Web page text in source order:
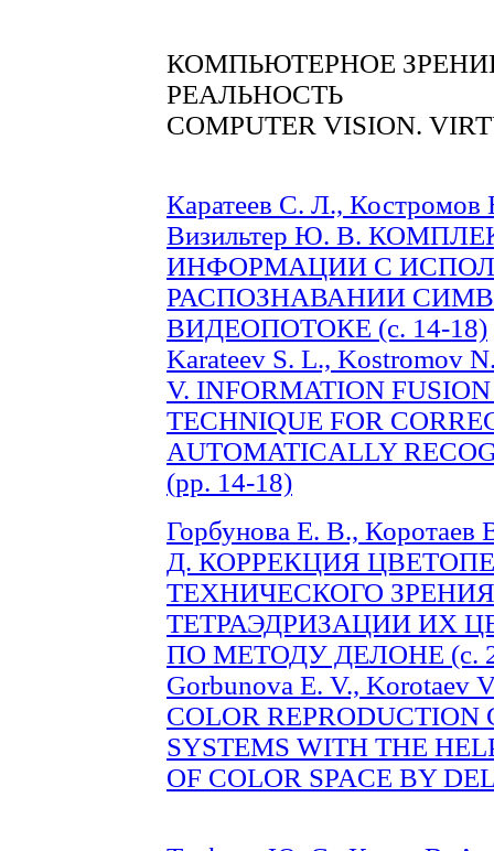
КОМПЬЮТЕРНОЕ
РЕАЛЬНОСТЬ
COMPUTER VISION.
Каратеев С. Л.,
Визильтер Ю. В.
ИНФОРМАЦИИ С
РАСПОЗНАВАНИИ
ВИДЕОПОТОКЕ (с. 14-18)
Karateev S. L., Kostromov
V. INFORMATION
TECHNIQUE FOR
AUTOMATICALLY
(pp. 14-18)
Горбунова Е. В.,
Д. КОРРЕКЦИЯ
ТЕХНИЧЕСКОГО
ТЕТРАЭДРИЗАЦИИ ИХ
ПО МЕТОДУ ДЕЛОНЕ (с.
Gorbunova E. V., Korotaev
COLOR REPRODUCTION
SYSTEMS WITH THE
OF COLOR SPACE BY